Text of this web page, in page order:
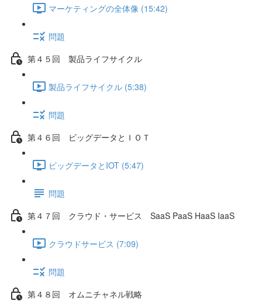
マーケティングの全体像 (15:42)
問題
第４５回 製品ライフサイクル
製品ライフサイクル (5:38)
問題
第４６回 ビッグデータとＩＯＴ
ビッグデータとIOT (5:47)
問題
第４７回 クラウド・サービス SaaS PaaS HaaS IaaS
クラウドサービス (7:09)
問題
第４８回 オムニチャネル戦略